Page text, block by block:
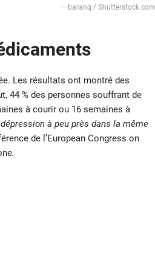
— baranq / Shutterstock.com
Les résultats ont montré des
44 % des personnes souffrant de
à courir ou 16 semaines à
à peu près dans la même
de l’European Congress on
.